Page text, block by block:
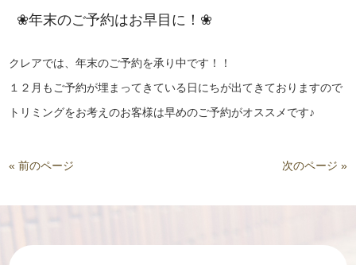
❀年末のご予約はお早目に！❀
クレアでは、年末のご予約を承り中です！！
１２月もご予約が埋まってきている日にちが出てきておりますので
トリミングをお考えのお客様は早めのご予約がオススメです♪
« 前のページ 次のページ »